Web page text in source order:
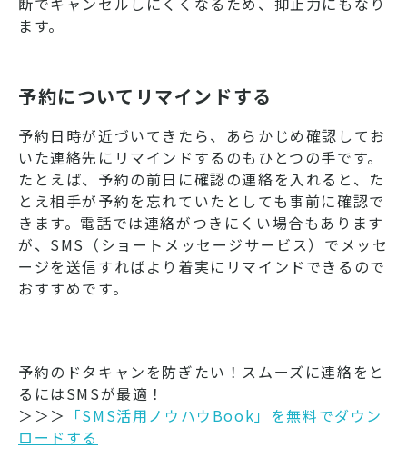
ます。
予約についてリマインドする
予約日時が近づいてきたら、あらかじめ確認してお
いた連絡先にリマインドするのもひとつの手です。
たとえば、予約の前日に確認の連絡を入れると、た
とえ相手が予約を忘れていたとしても事前に確認で
きます。電話では連絡がつきにくい場合もあります
が、SMS（ショートメッセージサービス）でメッセ
ージを送信すればより着実にリマインドできるので
おすすめです。
予約のドタキャンを防ぎたい！スムーズに連絡をと
るにはSMSが最適！
＞＞＞ 「SMS活用ノウハウBook」を無料でダウン
ロードする